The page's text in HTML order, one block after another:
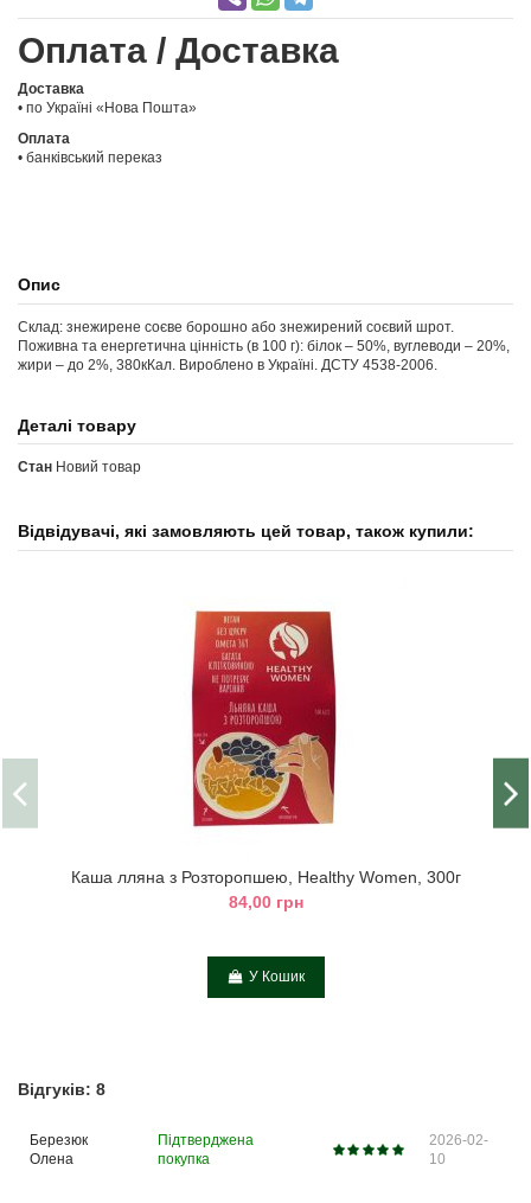
Оплата / Доставка
Доставка
• по Україні «Нова Пошта»
Оплата
• банківський переказ
Опис
Склад: знежирене соєве борошно або знежирений соєвий шрот.
Поживна та енергетична цінність (в 100 г): білок – 50%, вуглеводи – 20%,
жири – до 2%, 380кКал. Вироблено в Україні. ДСТУ 4538-2006.
Деталі товару
Стан Новий товар
Відвідувачі, які замовляють цей товар, також купили:
Каша лляна з Розторопшею, Healthy Women, 300г
84,00 грн
У Кошик
Відгуків: 8
Березюк
Олена
Підтверджена
покупка
2026-02-
10